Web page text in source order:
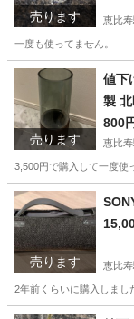
売ります 恵比寿
一度も使ってません。
東京 渋谷区 恵
売ります
値下
製
な
+下木
800
恵比寿
3,500円で購入して一度使
東京 渋谷区
売ります 恵比寿
2年前くらいに購入しまし